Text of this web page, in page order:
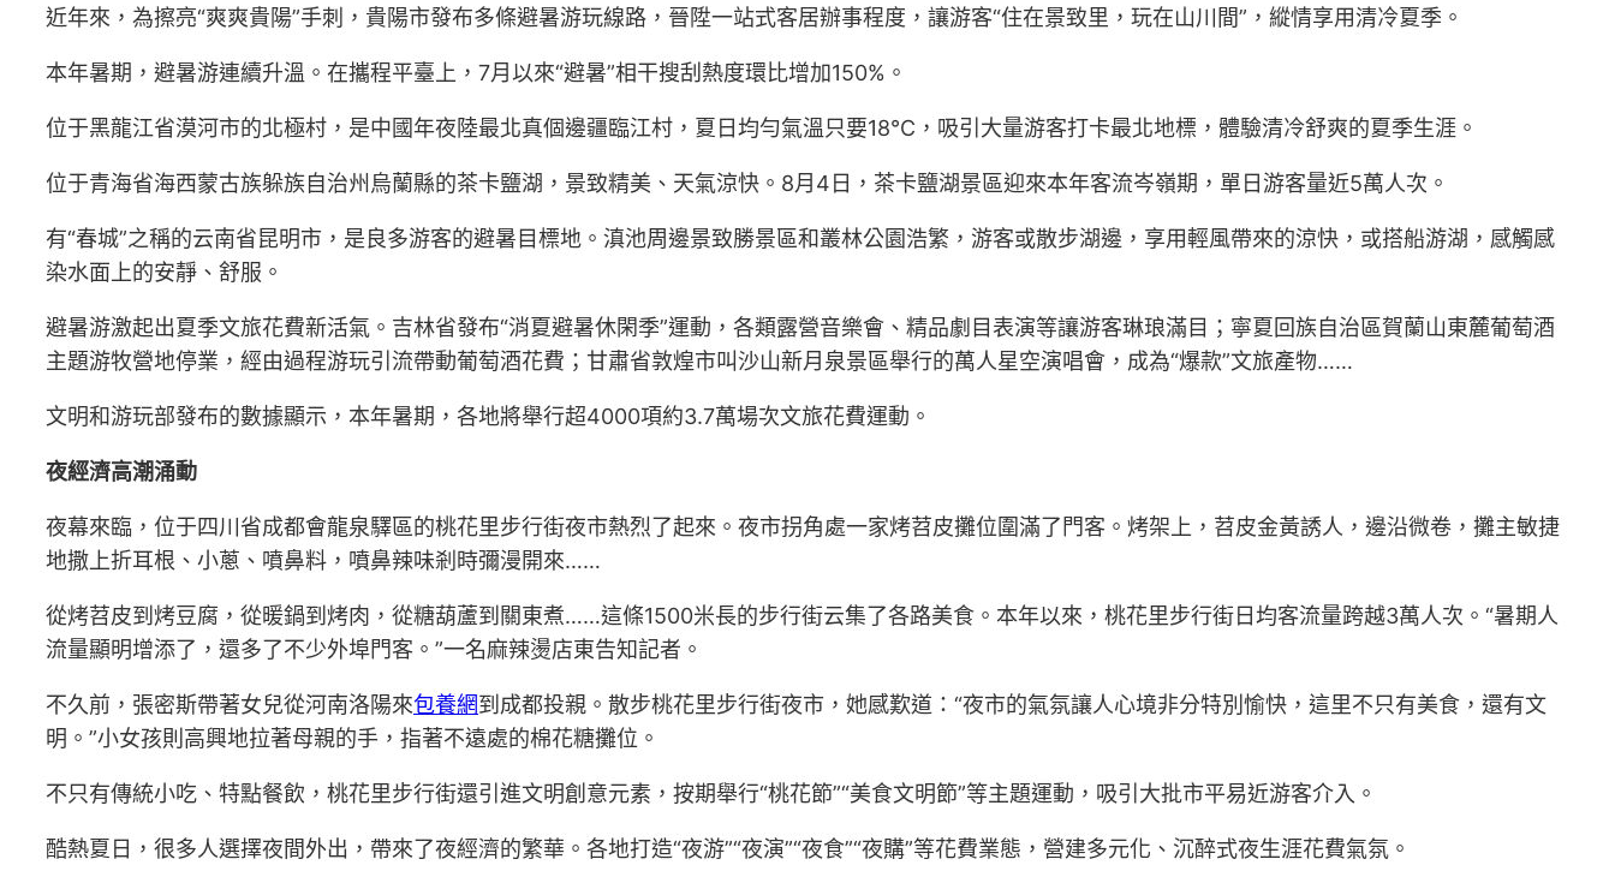
近年來，為擦亮“爽爽貴陽”手刺，貴陽市發布多條避暑游玩線路，晉陞一站式客居辦事程度，讓游客“住在景致里，玩在山川間”，縱情享用清冷夏季。
本年暑期，避暑游連續升溫。在攜程平臺上，7月以來“避暑”相干搜刮熱度環比增加150%。
位于黑龍江省漠河市的北極村，是中國年夜陸最北真個邊疆臨江村，夏日均勻氣溫只要18℃，吸引大量游客打卡最北地標，體驗清冷舒爽的夏季生涯。
位于青海省海西蒙古族躲族自治州烏蘭縣的茶卡鹽湖，景致精美、天氣涼快。8月4日，茶卡鹽湖景區迎來本年客流岑嶺期，單日游客量近5萬人次。
有“春城”之稱的云南省昆明市，是良多游客的避暑目標地。滇池周邊景致勝景區和叢林公園浩繁，游客或散步湖邊，享用輕風帶來的涼快，或搭船游湖，感觸感
染水面上的安靜、舒服。
避暑游激起出夏季文旅花費新活氣。吉林省發布“消夏避暑休閑季”運動，各類露營音樂會、精品劇目表演等讓游客琳琅滿目；寧夏回族自治區賀蘭山東麓葡萄酒
主題游牧營地停業，經由過程游玩引流帶動葡萄酒花費；甘肅省敦煌市叫沙山新月泉景區舉行的萬人星空演唱會，成為“爆款”文旅產物……
文明和游玩部發布的數據顯示，本年暑期，各地將舉行超4000項約3.7萬場次文旅花費運動。
夜經濟高潮涌動
夜幕來臨，位于四川省成都會龍泉驛區的桃花里步行街夜市熱烈了起來。夜市拐角處一家烤苕皮攤位圍滿了門客。烤架上，苕皮金黃誘人，邊沿微卷，攤主敏捷
地撒上折耳根、小蔥、噴鼻料，噴鼻辣味剎時彌漫開來……
從烤苕皮到烤豆腐，從暖鍋到烤肉，從糖葫蘆到關東煮……這條1500米長的步行街云集了各路美食。本年以來，桃花里步行街日均客流量跨越3萬人次。“暑期人
流量顯明增添了，還多了不少外埠門客。”一名麻辣燙店東告知記者。
不久前，張密斯帶著女兒從河南洛陽來包養網到成都投親。散步桃花里步行街夜市，她感歎道：“夜市的氣氛讓人心境非分特別愉快，這里不只有美食，還有文
明。”小女孩則高興地拉著母親的手，指著不遠處的棉花糖攤位。
不只有傳統小吃、特點餐飲，桃花里步行街還引進文明創意元素，按期舉行“桃花節”“美食文明節”等主題運動，吸引大批市平易近游客介入。
酷熱夏日，很多人選擇夜間外出，帶來了夜經濟的繁華。各地打造“夜游”“夜演”“夜食”“夜購”等花費業態，營建多元化、沉醉式夜生涯花費氣氛。